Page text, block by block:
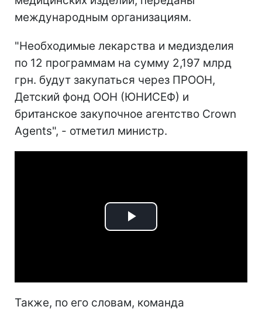
международным организациям.
"Необходимые лекарства и медизделия
по 12 программам на сумму 2,197 млрд
грн. будут закупаться через ПРООН,
Детский фонд ООН (ЮНИСЕФ) и
британское закупочное агентство Crown
Agents", - отметил министр.
Play
Также, по его словам, команда